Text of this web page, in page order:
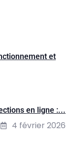
et
en ligne :...
4 février 2026